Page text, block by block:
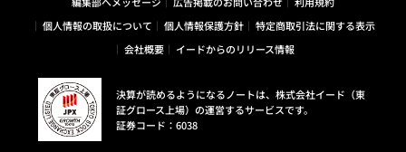
個人情報の取扱について
個人情報保護方針
特定商取引法に関する表示
会社概要
イードからのリリース情報
決算が読めるようになるノートは、株式会社イード（東
証グロース上場）の運営するサービスです。
証券コード：6038